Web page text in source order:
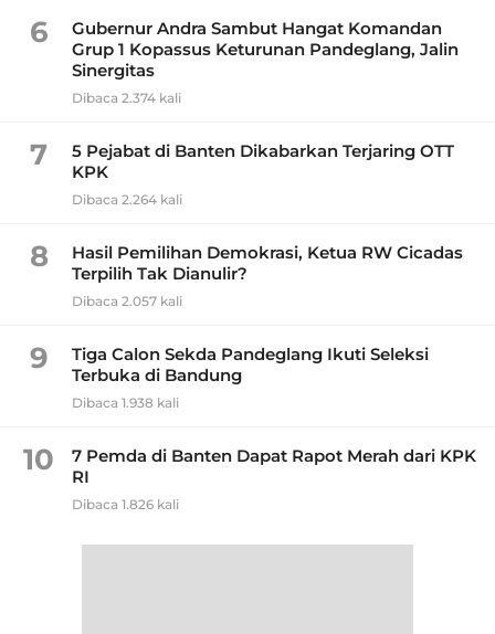
6
Gubernur Andra Sambut Hangat Komandan
Grup 1 Kopassus Keturunan Pandeglang, Jalin
Sinergitas
Dibaca 2.374 kali
7
5 Pejabat di Banten Dikabarkan Terjaring OTT
KPK
Dibaca 2.264 kali
8
Hasil Pemilihan Demokrasi, Ketua RW Cicadas
Terpilih Tak Dianulir?
Dibaca 2.057 kali
9
Tiga Calon Sekda Pandeglang Ikuti Seleksi
Terbuka di Bandung
Dibaca 1.938 kali
10
7 Pemda di Banten Dapat Rapot Merah dari KPK
RI
Dibaca 1.826 kali